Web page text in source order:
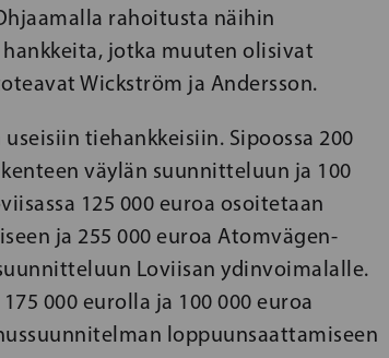
rahoitusta näihin
jotka muuten olisivat
Wickström ja Andersson.
tiehankkeisiin. Sipoossa 200
väylän suunnitteluun ja 100
125 000 euroa osoitetaan
ja 255 000 euroa Atomvägen-
Loviisan ydinvoimalalle.
000 eurolla ja 100 000 euroa
loppuunsaattamiseen